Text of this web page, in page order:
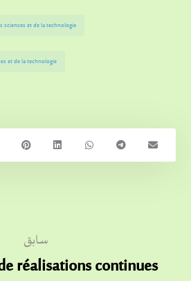
sciences et de la technologie
et de la technologie
سابق
réalisations continues